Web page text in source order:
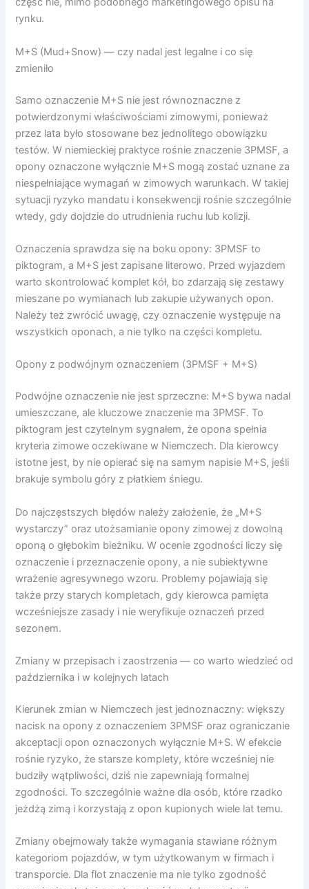
rynku.
M+S (Mud+Snow) — czy nadal jest legalne i co się
zmieniło
Samo oznaczenie M+S nie jest równoznaczne z
potwierdzonymi właściwościami zimowymi, ponieważ
przez lata było stosowane bez jednolitego obowiązku
testów. W niemieckiej praktyce rośnie znaczenie 3PMSF, a
opony oznaczone wyłącznie M+S mogą zostać uznane za
niespełniające wymagań w zimowych warunkach. W takiej
sytuacji ryzyko mandatu i konsekwencji rośnie szczególnie
wtedy, gdy dojdzie do utrudnienia ruchu lub kolizji.
Oznaczenia sprawdza się na boku opony: 3PMSF to
piktogram, a M+S jest zapisane literowo. Przed wyjazdem
warto skontrolować komplet kół, bo zdarzają się zestawy
mieszane po wymianach lub zakupie używanych opon.
Należy też zwrócić uwagę, czy oznaczenie występuje na
wszystkich oponach, a nie tylko na części kompletu.
Opony z podwójnym oznaczeniem (3PMSF + M+S)
Podwójne oznaczenie nie jest sprzeczne: M+S bywa nadal
umieszczane, ale kluczowe znaczenie ma 3PMSF. To
piktogram jest czytelnym sygnałem, że opona spełnia
kryteria zimowe oczekiwane w Niemczech. Dla kierowcy
istotne jest, by nie opierać się na samym napisie M+S, jeśli
brakuje symbolu góry z płatkiem śniegu.
Do najczęstszych błędów należy założenie, że „M+S
wystarczy” oraz utożsamianie opony zimowej z dowolną
oponą o głębokim bieżniku. W ocenie zgodności liczy się
oznaczenie i przeznaczenie opony, a nie subiektywne
wrażenie agresywnego wzoru. Problemy pojawiają się
także przy starych kompletach, gdy kierowca pamięta
wcześniejsze zasady i nie weryfikuje oznaczeń przed
sezonem.
Zmiany w przepisach i zaostrzenia — co warto wiedzieć od
października i w kolejnych latach
Kierunek zmian w Niemczech jest jednoznaczny: większy
nacisk na opony z oznaczeniem 3PMSF oraz ograniczanie
akceptacji opon oznaczonych wyłącznie M+S. W efekcie
rośnie ryzyko, że starsze komplety, które wcześniej nie
budziły wątpliwości, dziś nie zapewniają formalnej
zgodności. To szczególnie ważne dla osób, które rzadko
jeżdżą zimą i korzystają z opon kupionych wiele lat temu.
Zmiany obejmowały także wymagania stawiane różnym
kategoriom pojazdów, w tym użytkowanym w firmach i
transporcie. Dla flot znaczenie ma nie tylko zgodność